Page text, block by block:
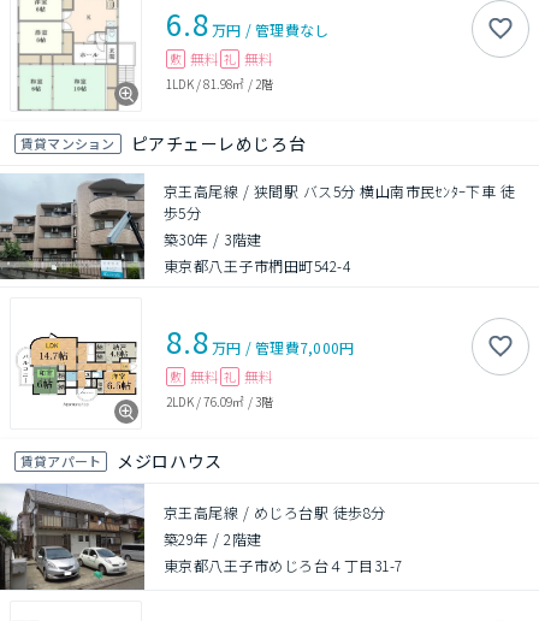
6.8万円 /管理費なし
敷 無料 礼 無料
1LDK/81.98㎡ / 2階
賃貸マンション ピアチェーレめじろ台
京王高尾線 / 狭間駅 バス5分 横山南市民ｾﾝﾀｰ下車 徒
歩5分
築30年 / 3階建
東京都八王子市椚田町542-4
8.8万円 /管理費7,000円
敷 無料 礼 無料
2LDK/76.09㎡ /3階
賃貸アパート メジロハウス
京王高尾線 / めじろ台駅 徒歩8分
築29年 /2階建
東京都八王子市めじろ台４丁目31-7